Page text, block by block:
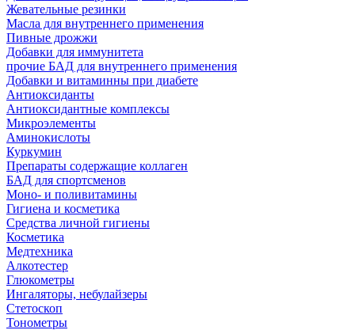
Жевательные резинки
Масла для внутреннего применения
Пивные дрожжи
Добавки для иммунитета
прочие БАД для внутреннего применения
Добавки и витаминны при диабете
Антиоксиданты
Антиоксидантные комплексы
Микроэлементы
Аминокислоты
Куркумин
Препараты содержащие коллаген
БАД для спортсменов
Моно- и поливитамины
Гигиена и косметика
Средства личной гигиены
Косметика
Медтехника
Алкотестер
Глюкометры
Ингаляторы, небулайзеры
Стетоскоп
Тонометры